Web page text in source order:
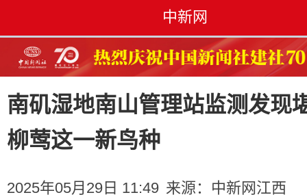
中新网
南矶湿地南山管理站监测发现
柳莺这一新鸟种
2025年05月29日 11:49 来源： 中新网江西